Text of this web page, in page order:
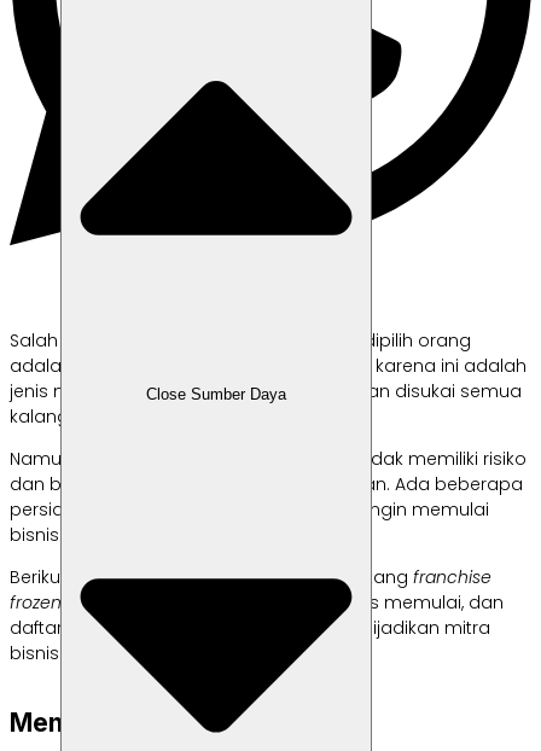
Close Sumber Daya
Salah satu bisnis
yang banyak dipilih orang
adalah
. Salah satu alasannya karena ini adalah
jenis makanan yang tidak kenal musim dan disukai semua
kalangan.
Namun, bukan berarti bisnis
ini tidak memiliki risiko
dan bisa dijalankan dengan sembarangan. Ada beberapa
persiapan yang harus kamu lakukan jika ingin memulai
bisnis ini.
Berikut adalah penjelasan lebih detail tentang franchise
frozen food
, mulai dari keuntungannya, tips memulai, dan
daftar produsen perusahaan yang bisa dijadikan mitra
bisnis. Cek, yuk!
Mengapa Harus Frozen Food?